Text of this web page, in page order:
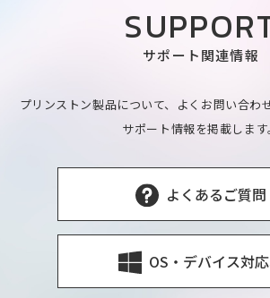
サポート関連情報
プリンストン製品について、よくお問い合わ
サポート情報を掲載します
よくあるご質問
OS・デバイス対